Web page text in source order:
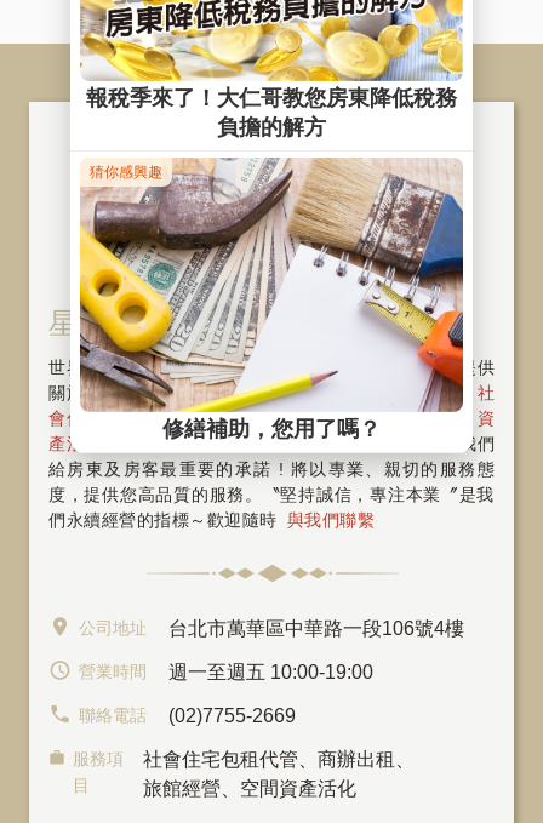
星鴻 ‧ 星華股份有限公司
世界再大也要回家，SKY FUN為您打造幸福家！我們提供
關於房屋物件〝租、管、售〞一條龍的整合服務，從
社
會住宅 、 包租代管 、 代租代管 、 物業管理 、
資
產活化
旅館經營 與 商辦出租
。好的服務，是我們
給房東及房客最重要的承諾 ! 將以專業、親切的服務態
度，提供您高品質的服務。〝堅持誠信，專注本業〞是我
們永續經營的指標～歡迎隨時 與我們聯繫
公司地址 台北市萬華區中華路一段106號4樓
營業時間 週一至週五 10:00-19:00
聯絡電話 (02)7755-2669
服務項
目
社會住宅包租代管 、商辦出租
旅館經營、空間資產活化